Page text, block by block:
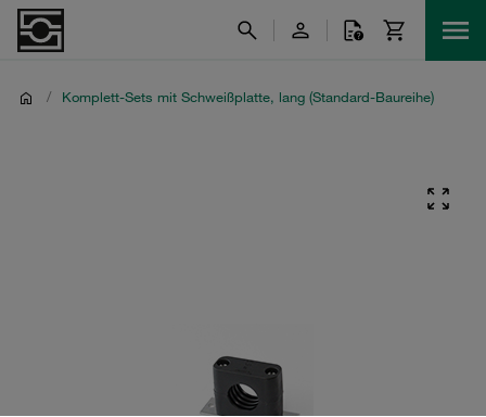
/ Komplett-Sets mit Schweißplatte, lang (Standard-Baureihe)